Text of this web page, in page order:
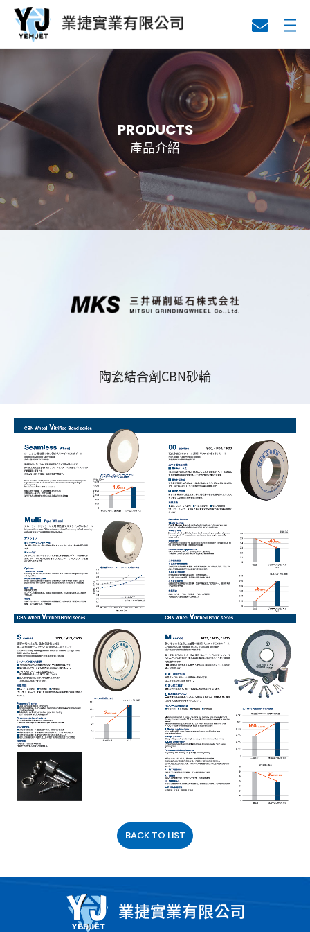
關於業捷
代理產品
技術資料
PRODUCTS
產品介紹
陶瓷結合劑CBN砂輪
BACK TO LIST